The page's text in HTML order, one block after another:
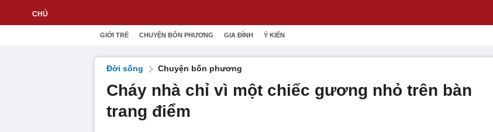
GIỚI TRẺ CHUYỆN BỐN PHƯƠNG GIA ĐÌNH Ý KIẾN
Đời sống Chuyện bốn phương
Cháy nhà chỉ vì một chiếc gương nhỏ trên bàn
trang điểm